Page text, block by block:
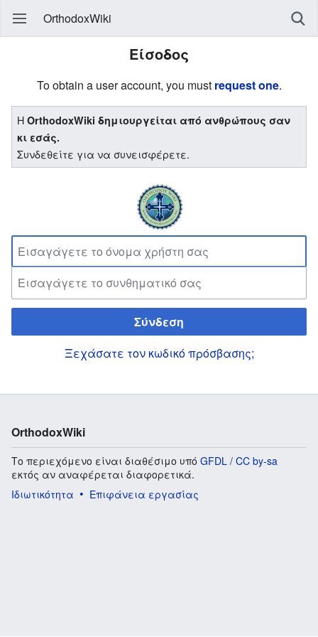
OrthodoxWiki
Είσοδος
To obtain a user account, you must request one.
ΗOrthodoxWiki δημιουργείται από ανθρώπους σαν
κι εσάς.
Συνδεθείτε για να συνεισφέρετε.
Σύνδεση
Ξεχάσατε τον κωδικό πρόσβασης;
OrthodoxWiki
Το περιεχόμενο είναι διαθέσιμο υπό GFDL / CC by-sa
εκτός αν αναφέρεται διαφορετικά.
Ιδιωτικότητα
Επιφάνεια εργασίας